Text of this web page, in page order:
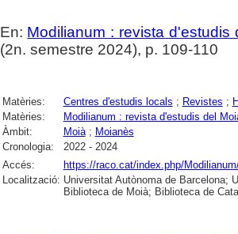
En: Modilianum : revista d'estudis
(2n. semestre 2024), p. 109-110
Matèries: Centres d'estudis locals ; Revistes ;
Matèries:
Modilianum : revista d'estudis del
Àmbit:
Moià; Moianès
Cronologia:
2022 - 2024
Accés:
https://raco.cat/index.php/
Localització: Universitat Autònoma de Barcelona;
Biblioteca de Moià; Biblioteca de